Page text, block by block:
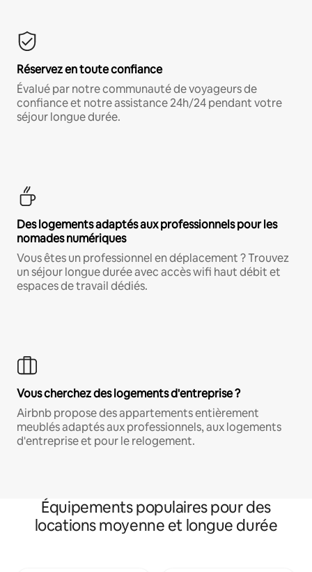
Réservez en toute confiance
Évalué par notre communauté de voyageurs de
confiance et notre assistance 24h/24 pendant votre
séjour longue durée.
Des logements adaptés aux professionnels pour les
nomades numériques
Vous êtes un professionnel en déplacement ? Trouvez
un séjour longue durée avec accès wifi haut débit et
espaces de travail dédiés.
Vous cherchez des logements d'entreprise ?
Airbnb propose des appartements entièrement
meublés adaptés aux professionnels, aux logements
d'entreprise et pour le relogement.
Équipements populaires pour des
locations moyenne et longue durée